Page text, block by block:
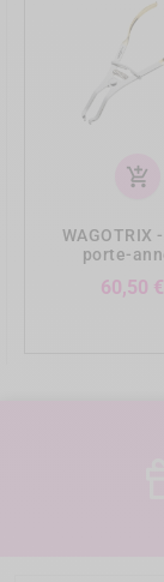
add_shopping_cart
WAGOTRIX
porte-
60,50 €